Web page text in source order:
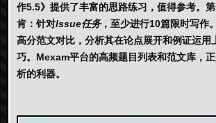
作5.5》提供了丰富的思路练习，值得参考。
肯：针对Issue任务，至少进行10篇限时写作
高分范文对比，分析其在论点展开和例证运用
巧。 Mexam平台的高频题目列表和范文库，
析的利器。